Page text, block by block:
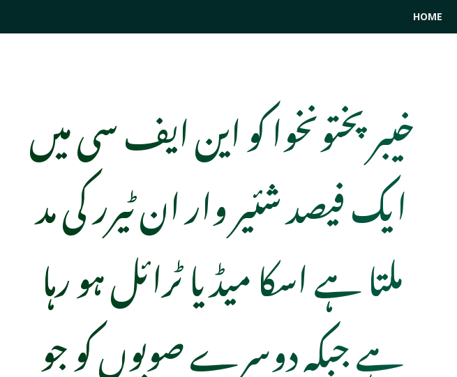
HOME
خیبرپختونخوا کو این ایف سی میں
ایک فیصد شئیر وار ان ٹیرر کی مد
ملتا ہے اسکا میڈیا ٹرائل ہو رہا
ہے جبکہ دوسرے صوبوں کو جو